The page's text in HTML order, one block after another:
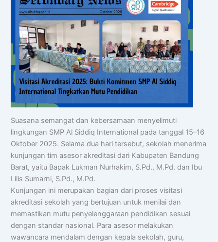
Suasana semangat dan kebersamaan menyelimuti
lingkungan SMP Al Siddiq International pada tanggal 15–16
Oktober 2025. Selama dua hari tersebut, sekolah menerima
kunjungan tim asesor akreditasi dari Kabupaten Bandung
Barat, yaitu Bapak Lukman Nurhakim, S.Pd., M.Pd. dan Ibu
Lilis Sumarni, S.Pd., M.Pd.
Kunjungan ini merupakan bagian dari proses visitasi
akreditasi sekolah yang bertujuan untuk menilai dan
memastikan mutu penyelenggaraan pendidikan sesuai
dengan standar nasional. Para asesor melakukan
wawancara mendalam dengan kepala sekolah, guru,